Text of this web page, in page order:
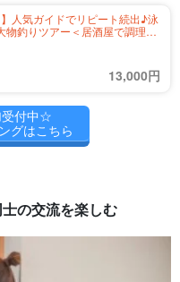
】人気ガイドでリピート続出♪泳
物釣りツアー＜居酒屋で調理可
ァミリー大歓迎！（No.558）
13,000円
受付中☆
グはこちら
の交流を楽しむ